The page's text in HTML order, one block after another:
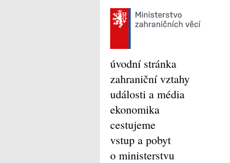
úvodní stránka
zahraniční vztahy
události a média
ekonomika
cestujeme
vstup a pobyt
o ministerstvu